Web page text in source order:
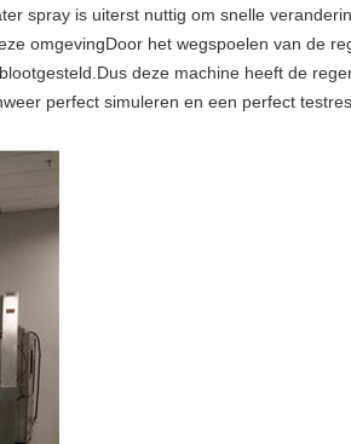
spray is uiterst nuttig om snelle
omgevingDoor het wegspoelen van de
deze machine heeft de
perfect simuleren en een perfect